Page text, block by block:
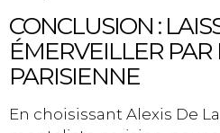
CONCLUSION :
ÉMERVEILLER
PARISIENNE
En choisissant Alexis De